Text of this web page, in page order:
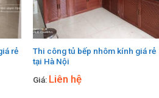
rẻ
Thi công tủ bếp nhôm kính giá rẻ
tại Hà Nội
Giá: Liên hệ